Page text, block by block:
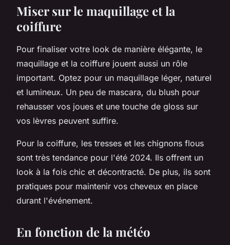
Miser sur le maquillage et la
coiffure
Pour finaliser votre look de manière élégante, le
maquillage et la coiffure jouent aussi un rôle
important. Optez pour un maquillage léger, naturel
et lumineux. Un peu de mascara, du blush pour
rehausser vos joues et une touche de gloss sur
vos lèvres peuvent suffire.
Pour la coiffure, les tresses et les chignons flous
sont très tendance pour l'été 2024. Ils offrent un
look à la fois chic et décontracté. De plus, ils sont
pratiques pour maintenir vos cheveux en place
durant l'événement.
En fonction de la météo